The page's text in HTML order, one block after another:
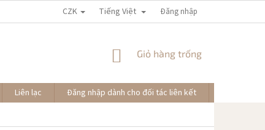
CZK Tiếng Việt Đăng nhập
GIỎ
Giỏ hàng trống
Liên lạc Đăng nhập dành cho đối tác liên kết